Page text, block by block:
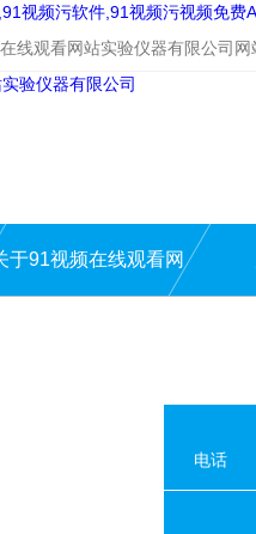
视频污软件,91视频污视频免费
线观看网站实验仪器有限公司网
于91视频在线观看网
电话